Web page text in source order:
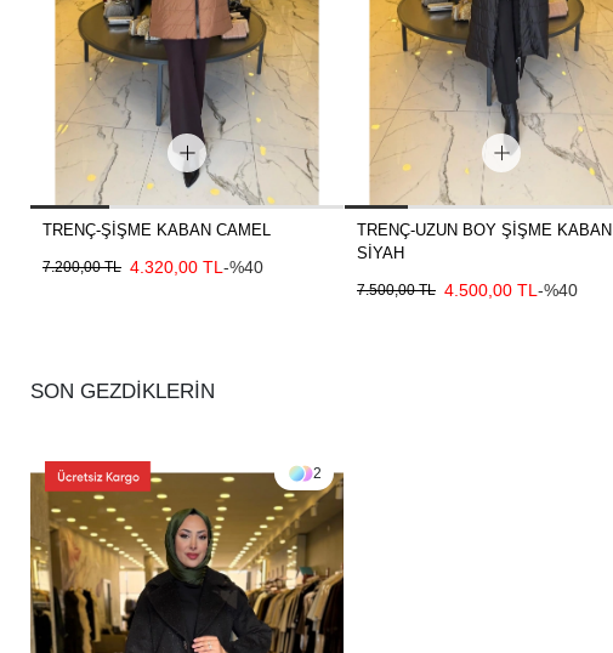
TRENÇ-ŞİŞME KABAN CAMEL
7.200,00 TL 4.320,00 TL -%40
TRENÇ-UZUN BOY ŞİŞME KABAN
SİYAH
7.500,00 TL 4.500,00 TL -%40
SON GEZDİKLERİN
2